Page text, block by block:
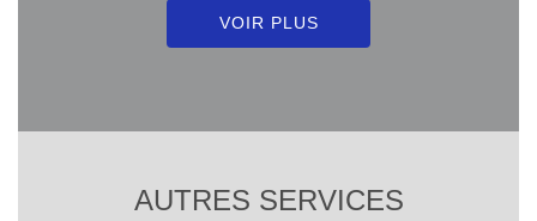
VOIR PLUS
AUTRES SERVICES